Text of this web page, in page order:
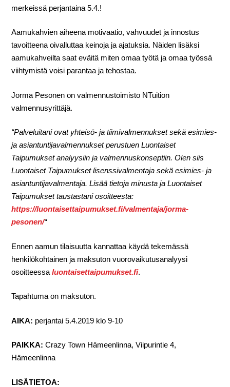
merkeissä perjantaina 5.4.!
Aamukahvien aiheena motivaatio, vahvuudet ja innostus
tavoitteena oivalluttaa keinoja ja ajatuksia. Näiden lisäksi
aamukahveilta saat eväitä miten omaa työtä ja omaa työssä
viihtymistä voisi parantaa ja tehostaa.
Jorma Pesonen on valmennustoimisto NTuition
valmennusyrittäjä.
“Palveluitani ovat yhteisö- ja tiimivalmennukset sekä esimies-
ja asiantuntijavalmennukset perustuen Luontaiset
Taipumukset analyysiin ja valmennuskonseptiin. Olen siis
Luontaiset Taipumukset lisenssivalmentaja sekä esimies- ja
asiantuntijavalmentaja. Lisää tietoja minusta ja Luontaiset
Taipumukset taustastani osoitteesta:
https://luontaisettaipumukset.fi/valmentaja/jorma-
pesonen/“
Ennen aamun tilaisuutta kannattaa käydä tekemässä
henkilökohtainen ja maksuton vuorovaikutusanalyysi
osoitteessaluontaisettaipumukset.fi.
Tapahtuma on maksuton.
AIKA: perjantai 5.4.2019 klo 9-10
PAIKKA: Crazy Town Hämeenlinna, Viipurintie 4,
Hämeenlinna
LISÄTIETOA: